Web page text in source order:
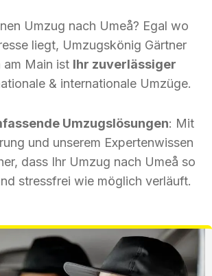
Umzug nach Umeå? Egal wo
liegt, Umzugskönig Gärtner
am Main ist Ihr zuverlässiger
& internationale Umzüge.
Umzugslösungen: Mit
und unserem Expertenwissen
dass Ihr Umzug nach Umeå so
stressfrei wie möglich verläuft.